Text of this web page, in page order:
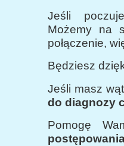
Jeśli
Możemy na
połączenie,
Będziesz
Jeśli masz
do diagnozy
Pomogę